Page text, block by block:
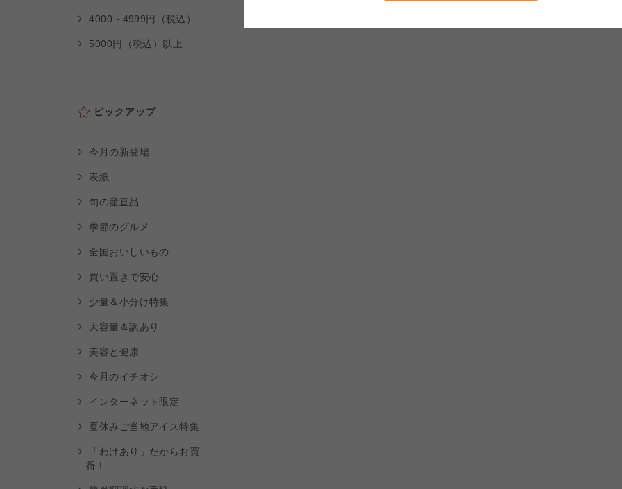
4000～4999円（税込）
5000円（税込）以上
ピックアップ
今月の新登場
表紙
旬の産直品
季節のグルメ
全国おいしいもの
買い置きで安心
少量＆小分け特集
大容量＆訳あり
美容と健康
今月のイチオシ
インターネット限定
夏休みご当地アイス特集
「わけあり」だからお買
得！
よどがわ市民生協 大阪いずみ市民生協 わかやま市民生協
よどがわ市民生協